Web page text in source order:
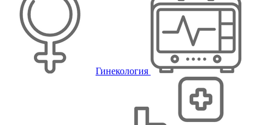
Гинекология